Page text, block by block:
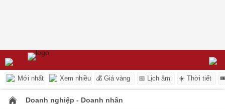
Mới nhất Xem nhiều 💰 Giá vàng 📅 Lịch âm ☀️ Thời tiết
Doanh nghiệp - Doanh nhân